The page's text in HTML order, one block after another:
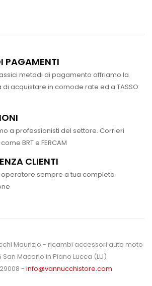
PAGAMENTI
metodi di pagamento offriamo la
di acquistare in comode rate ed a TASSO
a professionisti del settore. Corrieri
BRT e FERCAM
CLIENTI
operatore sempre a tua completa
Maurizio - ricambi accessori auto moto
Macario in Piano Lucca (LU)
- info@vannucchistore.com